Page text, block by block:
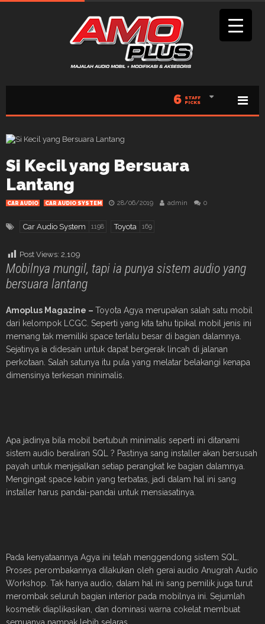
6 STAFF
PICKS
Si Kecil yang Bersuara
Lantang
CAR AUDIO CAR AUDIO SYSTEM 28/06/2019 admin 0
Car Audio System 1198 Toyota 169
Post Views: 2,109
Mobilnya mungil, tapi ia punya sistem audio yang
bersuara lantang
Amoplus Magazine – Toyota Agya merupakan salah satu mobil
dari kelompok LCGC. Seperti yang kita tahu tipikal mobil jenis ini
memang tak memiliki space terlalu besar di bagian dalamnya.
Sejatinya ia didesain untuk dapat bergerak lincah di jalanan
perkotaan. Salah satunya itu pula yang melatar belakangi kenapa
dimensinya terkesan minimalis.
Apa jadinya bila mobil bertubuh minimalis seperti ini ditanami
sistem audio beraliran SQL ? Pastinya sang installer akan bersusah
payah untuk menjejalkan setiap perangkat ke bagian dalamnya.
Mengingat space kabin yang terbatas, jadi dalam hal ini sang
installer harus pandai-pandai untuk mensiasatinya.
Pada kenyataannya Agya ini telah menggendong sistem SQL.
Proses perombakannya dilakukan oleh gerai audio Anugrah Audio
Workshop. Tak hanya audio, dalam hal ini sang pemilik juga turut
merombak seluruh bagian interior pada mobilnya ini. Sejumlah
kosmetik diaplikasikan, dan dominasi warna cokelat membuat